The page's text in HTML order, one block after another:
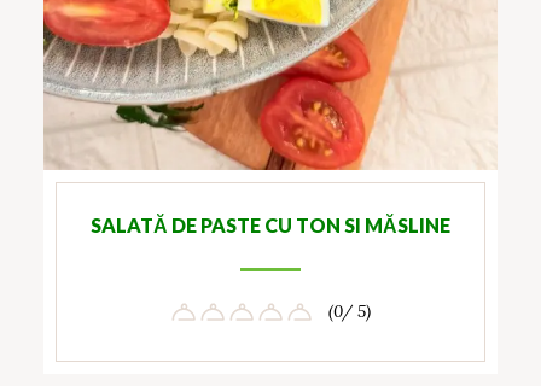
SALATĂ DE PASTE CU TON SI MĂSLINE
(0/ 5)